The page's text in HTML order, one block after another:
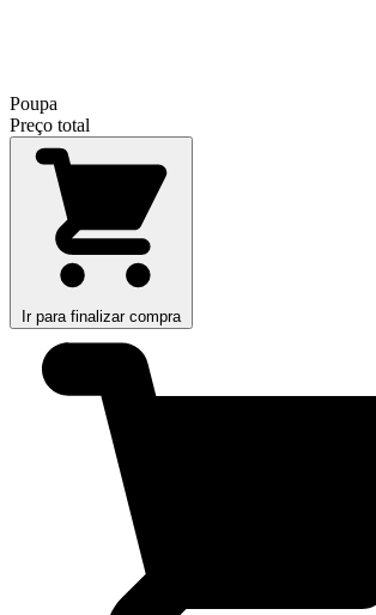
Poupa
Preço total
Ir para finalizar compra